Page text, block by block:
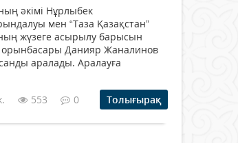
әкімі Нұрлыбек
мен “Таза Қазақстан”
жүзеге асырылу барысын
орынбасары Данияр Жаналинов
аралады. Аралауға
553 0 Толығырақ